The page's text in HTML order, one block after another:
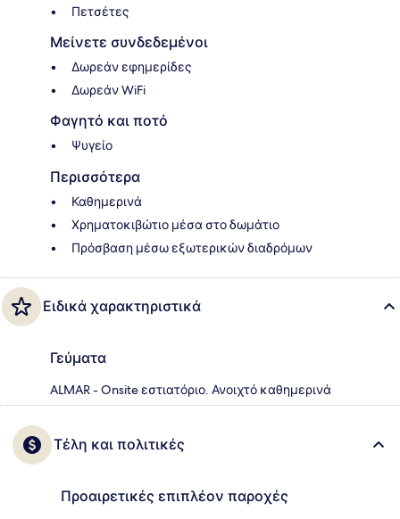
Πετσέτες
Μείνετε συνδεδεμένοι
Δωρεάν εφημερίδες
Δωρεάν WiFi
Φαγητό και ποτό
Ψυγείο
Περισσότερα
Καθημερινά
Χρηματοκιβώτιο μέσα στο δωμάτιο
Πρόσβαση μέσω εξωτερικών διαδρόμων
Ειδικά χαρακτηριστικά
Γεύματα
ALMAR - Onsite εστιατόριο. Ανοιχτό καθημερινά
Τέλη και πολιτικές
Προαιρετικές επιπλέον παροχές